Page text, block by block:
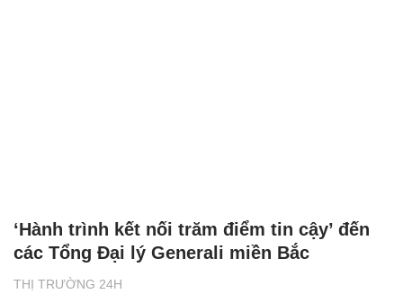
THỊ TRƯỜNG 24H
‘Hành trình kết nối trăm điểm tin cậy’ đến
các Tổng Đại lý Generali miền Bắc